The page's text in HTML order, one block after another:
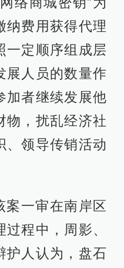
纳费用获得代理
一定顺序组成层
展人员的数量作
加者继续发展他
物，扰乱经济社
、领导传销活动
案一审在南岸区
程中，周影、
护人认为，盘石